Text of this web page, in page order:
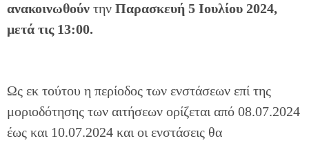
ανακοινωθούν την Παρασκευή 5 Ιουλίου 2024,
μετά τις 13:00.
Ως εκ τούτου η περίοδος των ενστάσεων επί της
μοριοδότησης των αιτήσεων ορίζεται από 08.07.2024
έως και 10.07.2024 και οι ενστάσεις θα